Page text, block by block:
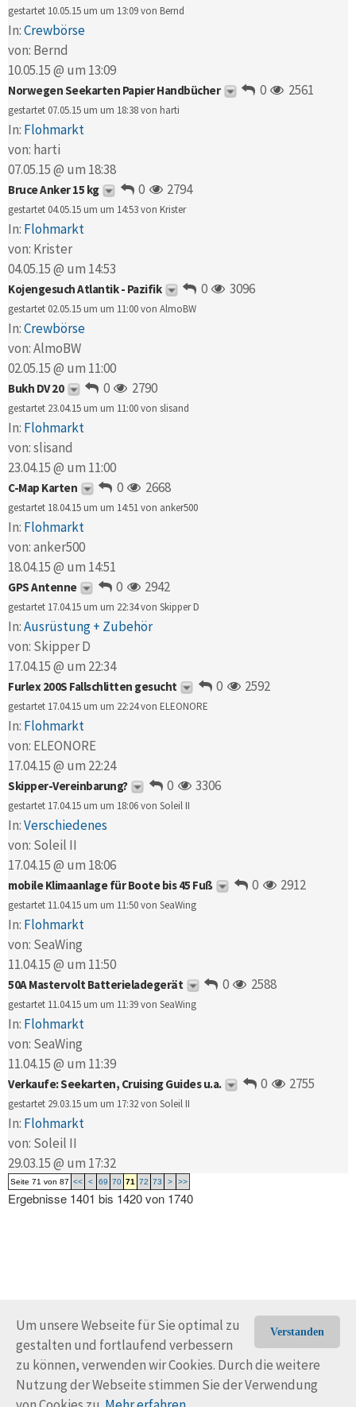
Verstanden
Um unsere Webseite für Sie optimal zu
gestalten und fortlaufend verbessern
zu können, verwenden wir Cookies. Durch die weitere
Nutzung der Webseite stimmen Sie der Verwendung
gestartet 10.05.15 um um 13:09 von Bernd
In:Crewbörse
von: Bernd
10.05.15 @ um 13:09
Norwegen Seekarten Papier Handbücher 0 2561
gestartet 07.05.15 um um 18:38 von harti
In: Flohmarkt
von: harti
07.05.15 @ um 18:38
Bruce Anker 15 kg 0 2794
gestartet 04.05.15 um um 14:53 von Krister
In: Flohmarkt
von: Krister
04.05.15 @ um 14:53
Kojengesuch Atlantik - Pazifik 0 3096
gestartet 02.05.15 um um 11:00 von AlmoBW
In:Crewbörse
von:AlmoBW
02.05.15 @ um 11:00
Bukh DV 20 0 2790
gestartet 23.04.15 um um 11:00 von slisand
In: Flohmarkt
von:slisand
23.04.15 @ um 11:00
C-Map Karten 0 2668
gestartet 18.04.15 um um 14:51 von anker500
In: Flohmarkt
von:anker500
18.04.15 @ um 14:51
GPS Antenne 0 2942
gestartet 17.04.15 um um 22:34 von Skipper D
In:Ausrüstung + Zubehör
von: Skipper D
17.04.15 @ um 22:34
Furlex 200S Fallschlitten gesucht 0 2592
gestartet 17.04.15 um um 22:24 von ELEONORE
In: Flohmarkt
von: ELEONORE
17.04.15 @ um 22:24
Skipper-Vereinbarung? 0 3306
gestartet 17.04.15 um um 18:06 von Soleil II
In:Verschiedenes
von: Soleil II
17.04.15 @ um 18:06
mobile Klimaanlage für Boote bis 45 Fuß 0 2912
gestartet 11.04.15 um um 11:50 von SeaWing
In: Flohmarkt
von: SeaWing
11.04.15 @ um 11:50
50A Mastervolt Batterieladegerät 0 2588
gestartet 11.04.15 um um 11:39 von SeaWing
In: Flohmarkt
von: SeaWing
11.04.15 @ um 11:39
Verkaufe: Seekarten, Cruising Guides u.a. 0 2755
gestartet 29.03.15 um um 17:32 von Soleil II
In: Flohmarkt
von: Soleil II
29.03.15 @ um 17:32
Seite 71 von 87 << < 69 70 71 72 73 > >>
Ergebnisse 1401 bis 1420 von 1740
© Trans-Ocean e.V. 2010-2026 Impressum
Nutzungsbedingungen
Rechtliche Hinweise